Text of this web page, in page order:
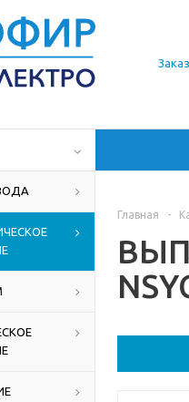
О компании
Доставка
Производители
Контакты
Главная -